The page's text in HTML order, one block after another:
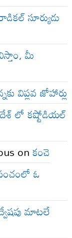
సూర్యుడు
మీ
విప్లవ జోహార్లు
లో కష్టోడియల్
onకంచె
ఓ
మాటలే